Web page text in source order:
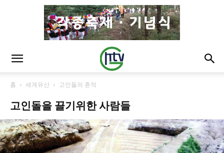
홈 세계유산 고인돌의 흔적
고인돌을 끌기위한 사람들